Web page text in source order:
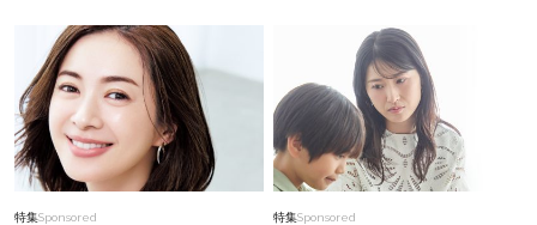
Fashion
「40代、Tシャツが手抜きに見える」を解決！洒
落る【キレイめパンツ】3選
2026.8.4
特集Sponsored 特集Sponsored